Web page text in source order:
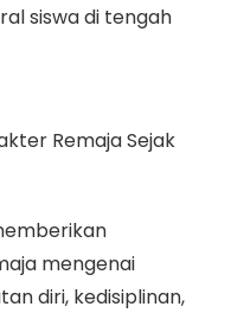
siswa di tengah
Remaja Sejak
mengenai
diri, kedisiplinan,